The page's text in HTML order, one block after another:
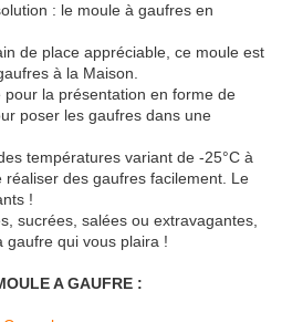
: le moule à gaufres en
de place appréciable, ce moule est
à la Maison.
la présentation en forme de
poser les gaufres dans une
températures variant de -25°C à
réaliser des gaufres facilement. Le
!
sucrées, salées ou extravagantes,
gaufre qui vous plaira !
A GAUFRE :